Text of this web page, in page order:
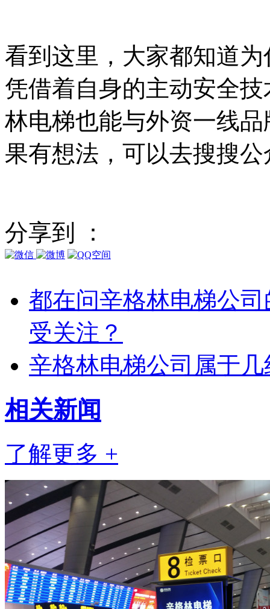
看到这里，大家都知道
凭借着自身的主动安全
林电梯也能与外资一线
果有想法，可以去搜搜
分享到 ：
都在问辛格林电梯公
受关注？
辛格林电梯公司属于
相关新闻
了解更多 +